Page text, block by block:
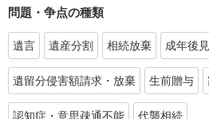
問題・争点の種類
遺言 遺産分割 相続放棄 成年後
遺留分侵害額請求・放棄 生前贈与
認知症・意思疎通不能 代襲相続